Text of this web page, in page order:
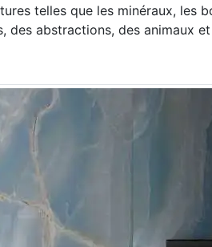
telles que les minéraux, les
abstractions, des animaux